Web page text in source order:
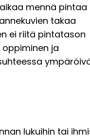
mennä pintaa
takaa
ei riitä pintatason
oppiminen ja
lukuihin tai